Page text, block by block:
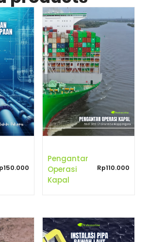
150.000
Pengantar
Operasi
Kapal
Rp110.000